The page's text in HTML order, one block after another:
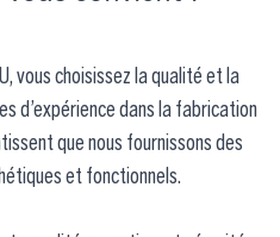
vous choisissez la qualité et la
d’expérience dans la fabrication
que nous fournissons des
et fonctionnels.